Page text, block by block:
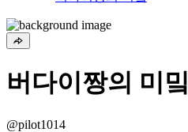
버다이짱의 미밐
@pilot1014